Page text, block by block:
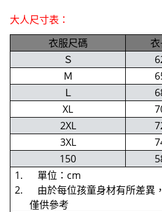
大人尺寸表：
衣服尺碼
Ｓ
Ｍ
Ｌ
XL
2XL
3XL
150
1. 單位：cm
2. 由於每位孩童身材有所差異
僅供參考